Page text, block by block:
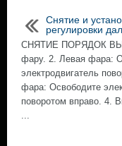
Снятие и
регулировки
СНЯТИЕ ПОРЯДОК
фару. 2. Левая фара:
электродвигатель
фара: Освободите
поворотом вправо. 4.
...